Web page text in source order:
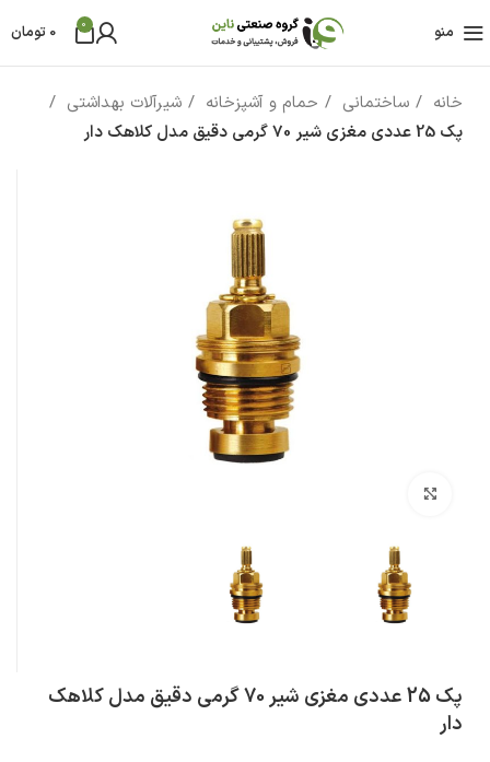
منو 0
0 تومان
خانه ساختمانی حمام و آشپزخانه
شیرآلات بهداشتی
پک 25 عددی مغزی شیر 70 گرمی دقیق مدل کلاهک دار
پک 25 عددی مغزی شیر 70 گرمی دقیق مدل کلاهک
دار